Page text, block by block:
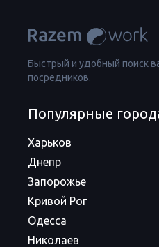
Быстрый и удобный поиск
посредников.
Популярные
Харьков
Днепр
Запорожье
Кривой Рог
Одесса
Николаев